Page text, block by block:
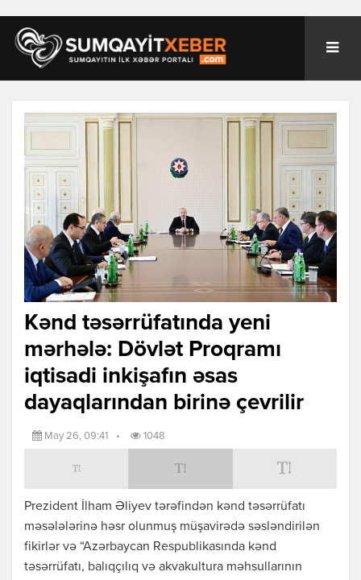
Kənd təsərrüfatında yeni
mərhələ: Dövlət Proqramı
iqtisadi inkişafın əsas
dayaqlarından birinə çevrilir
May 26, 09:41 • 1048
Prezident İlham Əliyev tərəfindən kənd təsərrüfatı
məsələlərinə həsr olunmuş müşavirədə səsləndirilən
fikirlər və “Azərbaycan Respublikasında kənd
təsərrüfatı, balıqçılıq və akvakultura məhsullarının